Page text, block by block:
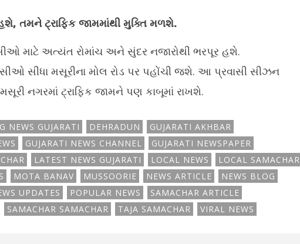
તમને ટ્રાફિક જામમાંથી મુક્તિ મળશે.
માટે અત્યંત રોમાંચ અને સુંદર નજારોથી ભરપૂર હશે.
સીધા મસૂરીના મોલ રોડ પર પહોંચી જશે. આ પ્રવાસી સીઝન
નગરમાં ટ્રાફિક જામને પણ કાબૂમાં રાખશે.
NEWS GUJARATI DEHRADUN
GUJARATI AKHBAR
GUJARATI NEWS CHANNEL
GUJARATI NEWSPAPER
LATEST NEWS GUJARATI LOCAL NEWS
LOCAL SAMACHAR
MOTA BANAV MUSSOORIE NEWS ARTICLE
NEWS BLOG
UPDATES POPULAR NEWS
SAMACHAR ARTICLE
SAMACHAR SAMACHAR TAJA SAMACHAR VIRAL NEWS